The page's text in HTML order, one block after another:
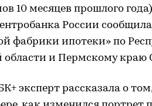
10 месяцев прошлого
России
фабрики ипотеки» по
области и Пермскому краю
эксперт рассказала о